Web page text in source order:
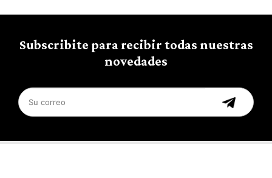
Subscribite para recibir todas nuestras
novedades